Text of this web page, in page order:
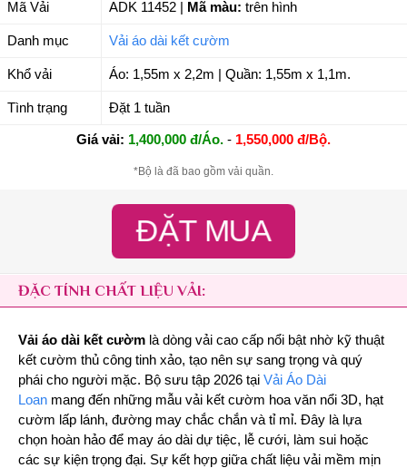
Mã Vải ADK 11452 | Mã màu: trên hình
Danh mục Vải áo dài kết cườm
Khổ vải Áo: 1,55m x 2,2m | Quần: 1,55m x 1,1m.
Tình trạng Đặt 1 tuần
Giá vải: 1,400,000 đ/Áo. - 1,550,000 đ/Bộ.
*Bộ là đã bao gồm vải quần.
ĐẶT MUA
ĐẶC TÍNH CHẤT LIỆU VẢI:
Vải áo dài kết cườm là dòng vải cao cấp nổi bật nhờ kỹ thuật
kết cườm thủ công tinh xảo, tạo nên sự sang trọng và quý
phái cho người mặc. Bộ sưu tập 2026 tại Vải Áo Dài
Loan mang đến những mẫu vải kết cườm hoa văn nổi 3D, hạt
cườm lấp lánh, đường may chắc chắn và tỉ mỉ. Đây là lựa
chọn hoàn hảo để may áo dài dự tiệc, lễ cưới, làm sui hoặc
các sự kiện trọng đại. Sự kết hợp giữa chất liệu vải mềm mịn